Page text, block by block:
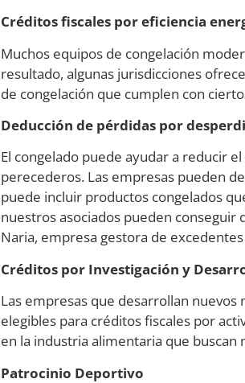
Créditos fiscales por eficiencia
Muchos equipos de congelación
resultado, algunas jurisdicciones
de congelación que cumplen con
Deducción de pérdidas por
El congelado puede ayudar a reducir
perecederos. Las empresas pueden
puede incluir productos congelados
nuestros asociados pueden conseguir
Naria, empresa gestora de
Créditos por Investigación y
Las empresas que desarrollan
elegibles para créditos fiscales por
en la industria alimentaria que
Patrocinio Deportivo